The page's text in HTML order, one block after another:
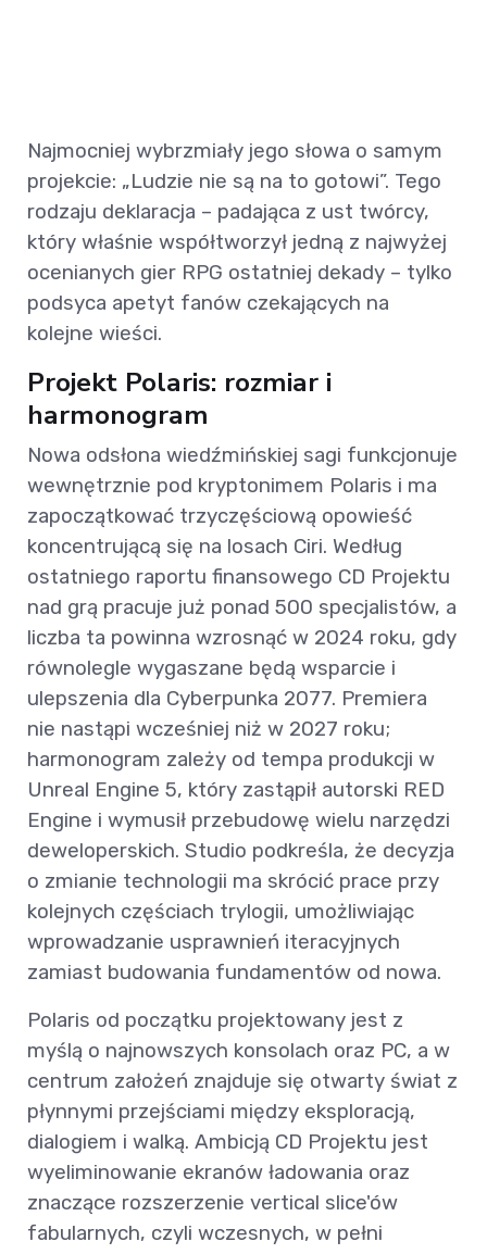
Najmocniej wybrzmiały jego słowa o samym
projekcie: „Ludzie nie są na to gotowi”. Tego
rodzaju deklaracja – padająca z ust twórcy,
który właśnie współtworzył jedną z najwyżej
ocenianych gier RPG ostatniej dekady – tylko
podsyca apetyt fanów czekających na
kolejne wieści.
Projekt Polaris: rozmiar i
harmonogram
Nowa odsłona wiedźmińskiej sagi funkcjonuje
wewnętrznie pod kryptonimem Polaris i ma
zapoczątkować trzyczęściową opowieść
koncentrującą się na losach Ciri. Według
ostatniego raportu finansowego CD Projektu
nad grą pracuje już ponad 500 specjalistów, a
liczba ta powinna wzrosnąć w 2024 roku, gdy
równolegle wygaszane będą wsparcie i
ulepszenia dla Cyberpunka 2077. Premiera
nie nastąpi wcześniej niż w 2027 roku;
harmonogram zależy od tempa produkcji w
Unreal Engine 5, który zastąpił autorski RED
Engine i wymusił przebudowę wielu narzędzi
deweloperskich. Studio podkreśla, że decyzja
o zmianie technologii ma skrócić prace przy
kolejnych częściach trylogii, umożliwiając
wprowadzanie usprawnień iteracyjnych
zamiast budowania fundamentów od nowa.
Polaris od początku projektowany jest z
myślą o najnowszych konsolach oraz PC, a w
centrum założeń znajduje się otwarty świat z
płynnymi przejściami między eksploracją,
dialogiem i walką. Ambicją CD Projektu jest
wyeliminowanie ekranów ładowania oraz
znaczące rozszerzenie vertical slice'ów
fabularnych, czyli wczesnych, w pełni